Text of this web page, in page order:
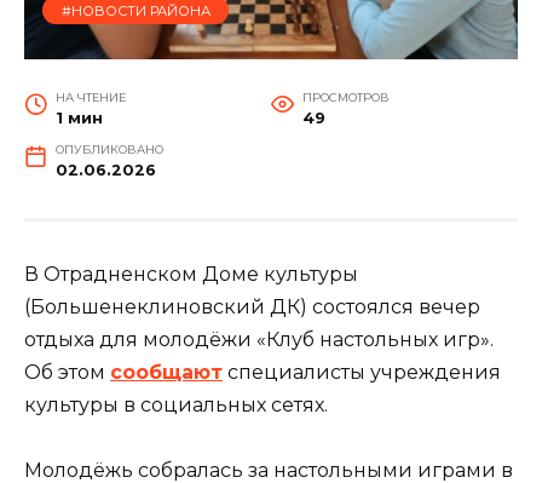
#НОВОСТИ РАЙОНА
НА ЧТЕНИЕ
1 мин
ПРОСМОТРОВ
49
ОПУБЛИКОВАНО
02.06.2026
В Отрадненском Доме культуры
(Большенеклиновский ДК) состоялся вечер
отдыха для молодёжи «Клуб настольных игр».
Об этом сообщают специалисты учреждения
культуры в социальных сетях.
Молодёжь собралась за настольными играми в